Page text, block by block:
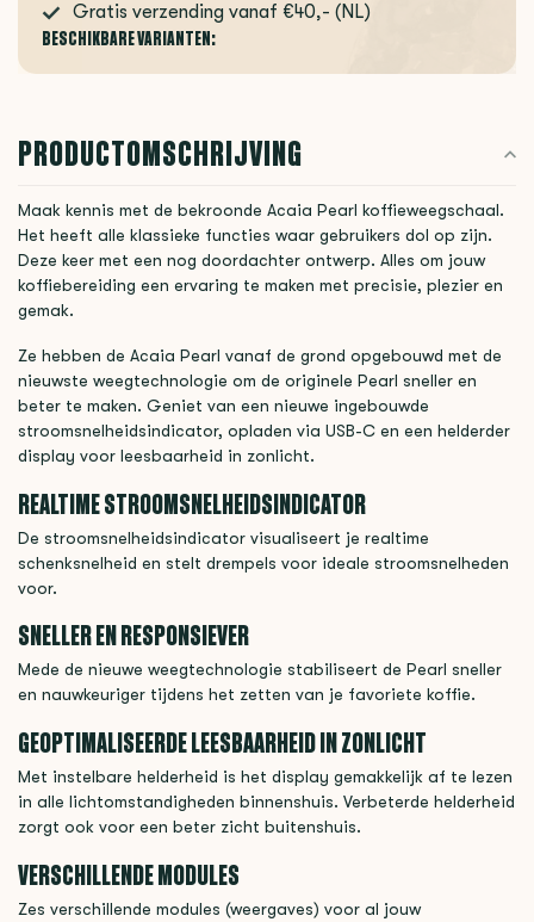
Gratis verzending vanaf €40,- (NL)
BESCHIKBARE VARIANTEN:
PRODUCTOMSCHRIJVING
Maak kennis met de bekroonde Acaia Pearl koffieweegschaal.
Het heeft alle klassieke functies waar gebruikers dol op zijn.
Deze keer met een nog doordachter ontwerp. Alles om jouw
koffiebereiding een ervaring te maken met precisie, plezier en
gemak.
Ze hebben de Acaia Pearl vanaf de grond opgebouwd met de
nieuwste weegtechnologie om de originele Pearl sneller en
beter te maken. Geniet van een nieuwe ingebouwde
stroomsnelheidsindicator, opladen via USB-C en een helderder
display voor leesbaarheid in zonlicht.
REALTIME STROOMSNELHEIDSINDICATOR
De stroomsnelheidsindicator visualiseert je realtime
schenksnelheid en stelt drempels voor ideale stroomsnelheden
voor.
SNELLER EN RESPONSIEVER
Mede de nieuwe weegtechnologie stabiliseert de Pearl sneller
en nauwkeuriger tijdens het zetten van je favoriete koffie.
GEOPTIMALISEERDE LEESBAARHEID IN ZONLICHT
Met instelbare helderheid is het display gemakkelijk af te lezen
in alle lichtomstandigheden binnenshuis. Verbeterde helderheid
zorgt ook voor een beter zicht buitenshuis.
VERSCHILLENDE MODULES
Zes verschillende modules (weergaves) voor al jouw